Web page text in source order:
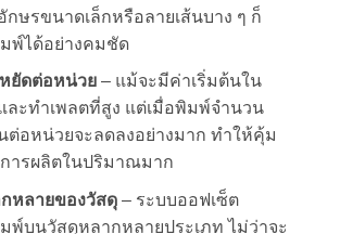
กษรขนาดเล็กหรือลายเส้นบาง ๆ ก็
พ์ได้อย่างคมชัด
ยัดต่อหน่วย– แม้จะมีค่าเริ่มต้นใน
ละทำเพลตที่สูง แต่เมื่อพิมพ์จำนวน
ต่อหน่วยจะลดลงอย่างมาก ทำให้คุ้ม
ารผลิตในปริมาณมาก
หลายของวัสดุ– ระบบออฟเซ็ต
พ์บนวัสดุหลากหลายประเภท ไม่ว่าจะ